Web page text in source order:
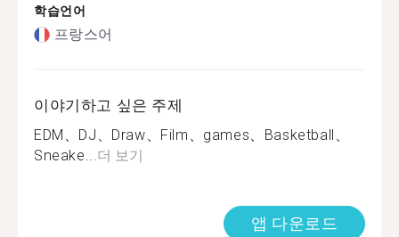
학습언어
프랑스어
이야기하고 싶은 주제
EDM、DJ、Draw、Film、games、Basketball、
Sneake...더 보기
앱 다운로드